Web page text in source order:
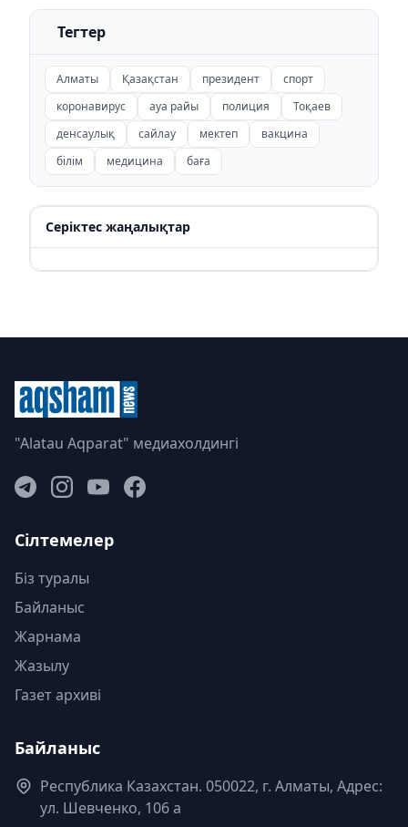
Тегтер
Алматы Қазақстан президент
спорт
коронавирус
ауа райы полиция
Тоқаев
денсаулық
сайлау мектеп
вакцина
білім
медицина баға
Серіктес жаңалықтар
"Alatau Aqparat" медиахолдингі
Сілтемелер
Біз туралы
Байланыс
Жарнама
Жазылу
Газет архиві
Байланыс
Республика Казахстан. 050022, г. Алматы, Адрес:
ул. Шевченко, 106 а